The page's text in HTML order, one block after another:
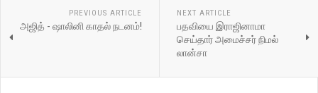
PREVIOUS ARTICLE
அஜித் - ஷாலினி காதல் நடனம்!
NEXT ARTICLE
பதவியை இராஜினாமா
செய்தார் அமைச்சர் நிமல்
லான்சா